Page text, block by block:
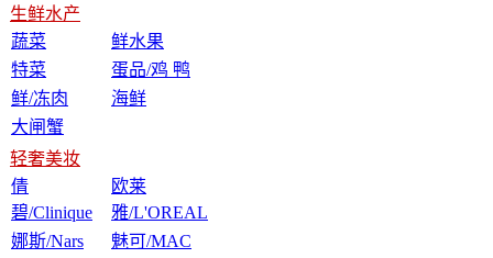
生鲜水产
蔬菜
鲜水果
特菜
蛋品/鸡 鸭
鲜/冻肉
海鲜
大闸蟹
轻奢美妆
倩
碧/Clinique
欧莱
雅/L'OREAL
娜斯/Nars
魅可/MAC